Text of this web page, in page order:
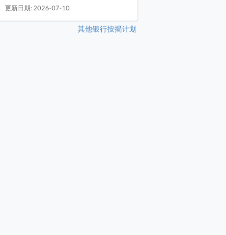
更新日期: 2026-07-10
其他银行按揭计划